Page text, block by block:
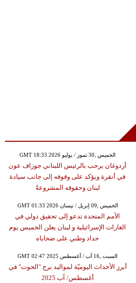
GMT 18:33 2026 الخميس ,30 تموز / يوليو
أردوغان يرحب بالرئيس اللبناني جوزاف عون
في أنقرة ويؤكد على وقوفه إلى جانب سيادة
لبنان وحقوقه المشروعةً
GMT 01:33 2026 الخميس ,09 إبريل / نيسان
الأمم المتحدة تدعو إلى تحقيق دولي في
الغارات الإسرائيلية و لبنان يعلن الخميس يوم
حداد وطني على ضحاياه
GMT 02:47 2025 السبت ,16 آب / أغسطس
أبرز الأحداث اليوميّة لمواليد برج "الحوت" في
أغسطس/ آب 2025